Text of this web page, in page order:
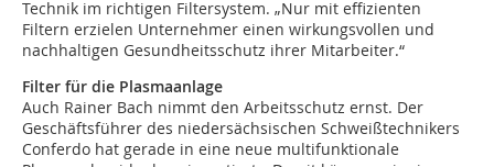
Technik im richtigen Filtersystem. „Nur mit effizienten
Filtern erzielen Unternehmer einen wirkungsvollen und
nachhaltigen Gesundheitsschutz ihrer Mitarbeiter.“
Filter für die Plasmaanlage
Auch Rainer Bach nimmt den Arbeitsschutz ernst. Der
Geschäftsführer des niedersächsischen Schweißtechnikers
Conferdo hat gerade in eine neue multifunktionale